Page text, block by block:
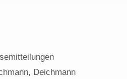
, Deichmann